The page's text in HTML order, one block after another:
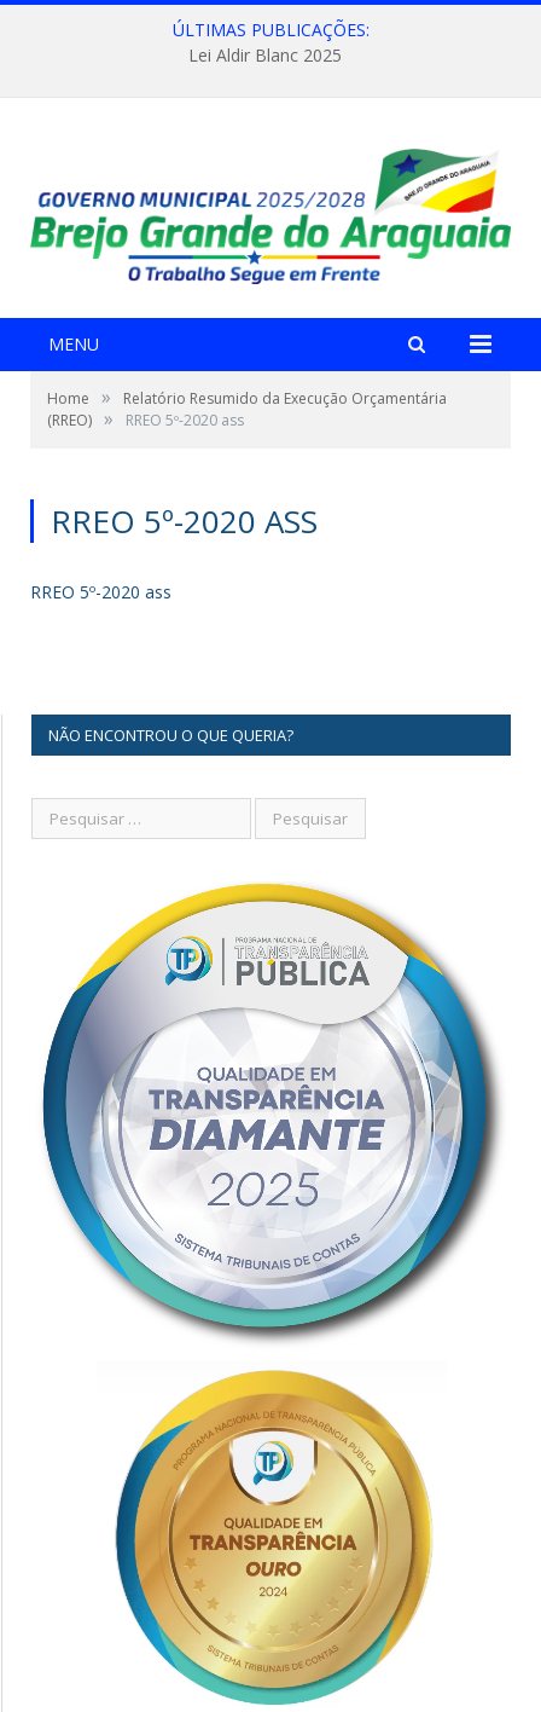
ÚLTIMAS PUBLICAÇÕES:
Lei Aldir Blanc 2025
MENU
Home »
Relatório Resumido da Execução Orçamentária
(RREO) » RREO 5º-2020 ass
RREO 5º-2020 ASS
RREO 5º-2020 ass
NÃO ENCONTROU O QUE QUERIA?